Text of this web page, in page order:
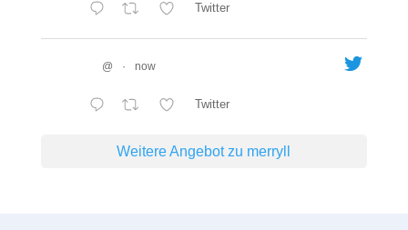
Twitter
@ · now
Twitter
Weitere Angebot zu merryll